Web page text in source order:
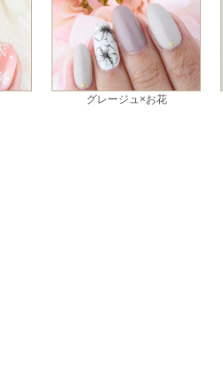
グレージュ×お花